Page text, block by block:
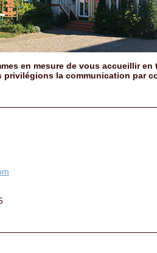
en mesure de vous accueillir en
privilégions la communication par